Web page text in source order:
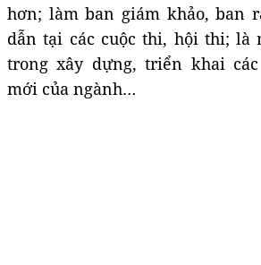
hơn; làm ban giám khảo, ban
dẫn tại các cuộc thi, hội thi; là
trong xây dựng, triển khai
mới của ngành…